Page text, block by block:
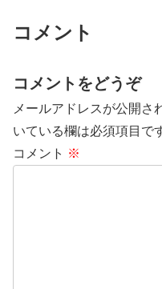
コメント
コメントをどうぞ
メールアドレスが公開さ
いている欄は必須項目で
コメント ※